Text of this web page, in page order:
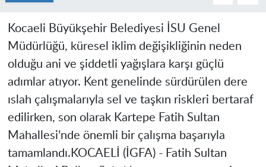
Kocaeli Büyükşehir Belediyesi İSU Genel
Müdürlüğü, küresel iklim değişikliğinin neden
olduğu ani ve şiddetli yağışlara karşı güçlü
adımlar atıyor. Kent genelinde sürdürülen dere
ıslah çalışmalarıyla sel ve taşkın riskleri bertaraf
edilirken, son olarak Kartepe Fatih Sultan
Mahallesi’nde önemli bir çalışma başarıyla
tamamlandı. KOCAELİ (İGFA) - Fatih Sultan